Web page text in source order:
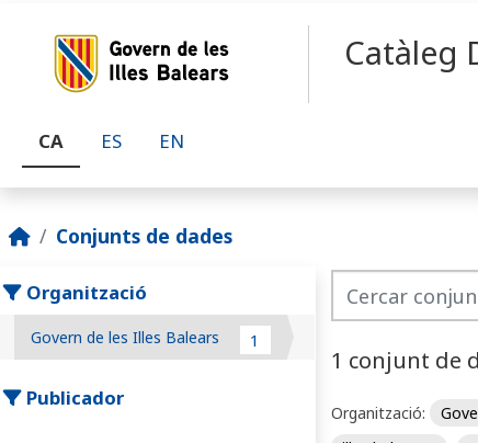
Catàleg
CA ES EN
Conjunts de dades
Organització
Govern de les Illes Balears 1
Publicador
1 conjunt de
Organització: